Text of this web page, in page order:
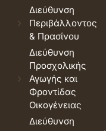
Διεύθυνση
Περιβάλλοντος
& Πρασίνου
Διεύθυνση
Προσχολικής
Αγωγής και
Φροντίδας
Οικογένειας
Διεύθυνση